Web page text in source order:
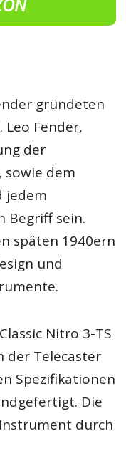
gründeten
Leo Fender,
der
sowie dem
jedem
Begriff sein.
späten 1940ern
und
Nitro 3-TS
der Telecaster
Spezifikationen
Die
durch